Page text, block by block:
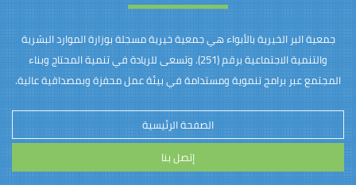
جمعية البر الخيرية بالأبواء هي جمعية خيرية مسجلة بوزارة الموارد البشرية
والتنمية الاجتماعية برقم (251). وتسعى للريادة في تنمية المحتاج وبناء
المجتمع عبر برامج تنموية ومستدامة في بيئة عمل محفزة وبمصداقية عالية.
الصفحة الرئيسية
إتصل بنا